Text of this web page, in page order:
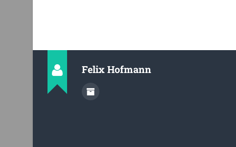
Felix Hofmann